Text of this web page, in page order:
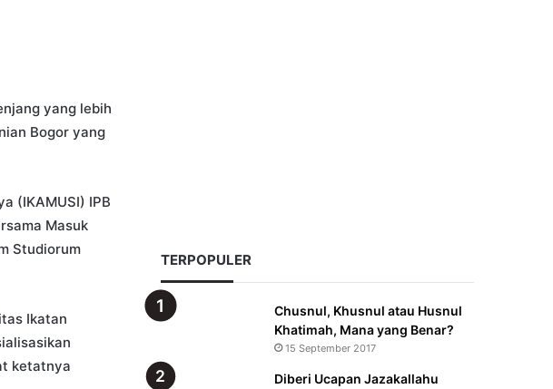
yang lebih
Bogor yang
(IKAMUSI) IPB
Masuk
Studiorum
Ikatan
ketatnya
TERPOPULER
Chusnul, Khusnul atau Husnul
Khatimah, Mana yang Benar?
15 September 2017
Diberi Ucapan Jazakallahu